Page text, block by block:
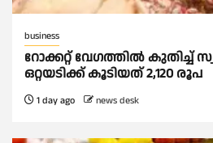
business
റോക്കറ്റ് വേഗത്തില്‍ കുതിച്ച്
ഒറ്റയടിക്ക് കൂടിയത് 2,120 രൂപ
1 day ago news desk